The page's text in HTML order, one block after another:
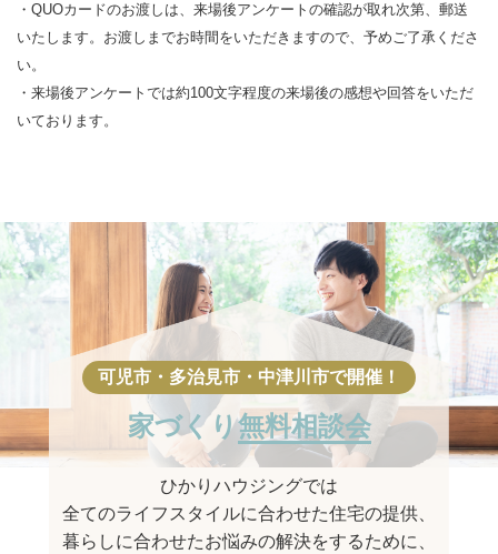
・QUOカードのお渡しは、来場後アンケートの確認が取れ次第、郵送
いたします。お渡しまでお時間をいただきますので、予めご了承くださ
い。
・来場後アンケートでは約100文字程度の来場後の感想や回答をいただ
いております。
家づくり無料相談会
ひかりハウジングでは
全てのライフスタイルに合わせた住宅の提供、
暮らしに合わせたお悩みの解決をするために、